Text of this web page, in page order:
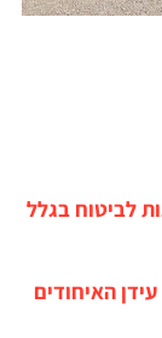
לביטוח בגלל
האיחודים